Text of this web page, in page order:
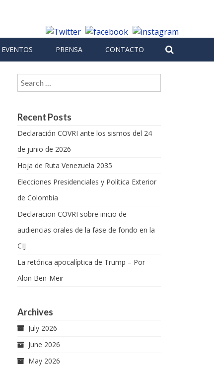
EVENTOS PRENSA CONTACTO
Search for:
Recent Posts
Declaración COVRI ante los sismos del 24
de junio de 2026
Hoja de Ruta Venezuela 2035
Elecciones Presidenciales y Política Exterior
de Colombia
Declaracion COVRI sobre inicio de
audiencias orales de la fase de fondo en la
CIJ
La retórica apocalíptica de Trump – Por
Alon Ben-Meir
Archives
July 2026
June 2026
May 2026